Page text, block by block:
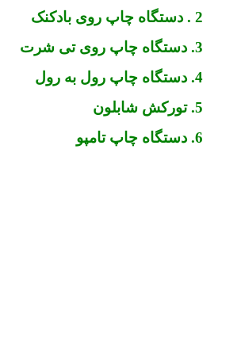
2 . دستگاه چاپ روی بادکنک
3. دستگاه چاپ روی تی شرت
4. دستگاه چاپ رول به رول
5. تورکش شابلون
6. دستگاه چاپ تامپو